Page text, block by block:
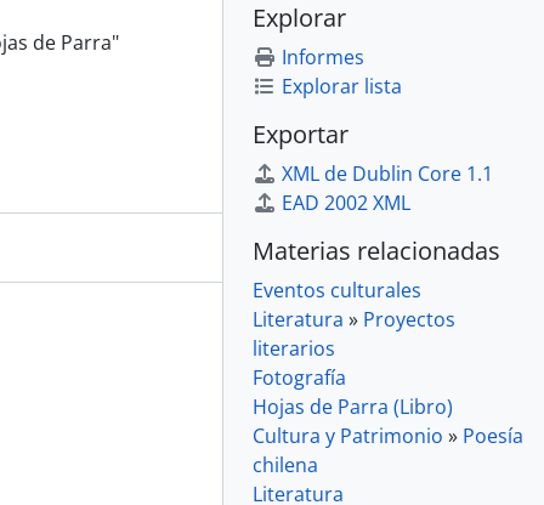
de Parra"
Explorar
Informes
Explorar lista
Exportar
XML de Dublin Core 1.1
EAD 2002 XML
Materias relacionadas
Eventos culturales
Literatura » Proyectos
literarios
Fotografía
Hojas de Parra (Libro)
Cultura y Patrimonio » Poesía
chilena
Literatura